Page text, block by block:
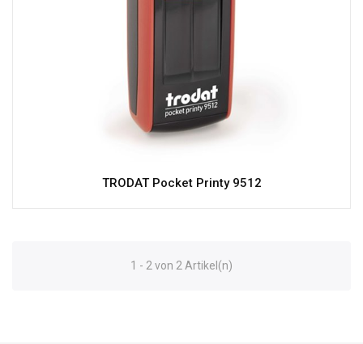
TRODAT Pocket Printy 9512
1 - 2 von 2 Artikel(n)